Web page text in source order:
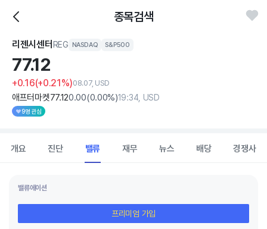
종목검색
리젠시센터 REG NASDAQ S&P500
77.12
+0.16(+0.21%)08.07, USD
애프터마켓77.120.00(0.00%)19:34, USD
9명 관심
개요 진단 밸류 재무 뉴스 배당 경쟁사
밸류에이션
프리미엄 가입